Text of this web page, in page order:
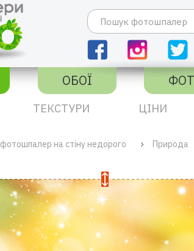
ОБОЇ
ТЕКСТУРИ ЦІНИ
на стіну недорого Природа